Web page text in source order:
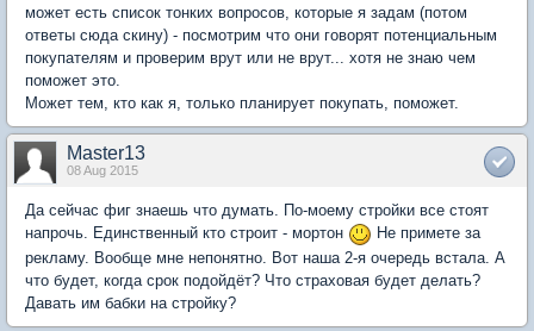
может есть список тонких вопросов, которые я задам (потом
ответы сюда скину) - посмотрим что они говорят потенциальным
покупателям и проверим врут или не врут... хотя не знаю чем
поможет это.
Может тем, кто как я, только планирует покупать, поможет.
Master13
08 Aug 2015
Да сейчас фиг знаешь что думать. По-моему стройки все стоят
напрочь. Единственный кто строит - мортон
Не примете за
рекламу. Вообще мне непонятно. Вот наша 2-я очередь встала. А
что будет, когда срок подойдёт? Что страховая будет делать?
Давать им бабки на стройку?